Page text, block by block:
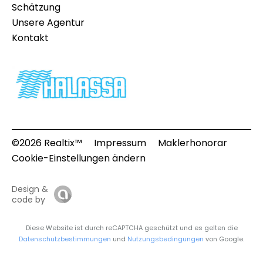
Schätzung
Unsere Agentur
Kontakt
©2026 Realtix™ Impressum
Maklerhonorar
Cookie-Einstellungen ändern
Design &
code by
Diese Website ist durch reCAPTCHA geschützt und es gelten die
Datenschutzbestimmungen und Nutzungsbedingungen von Google.